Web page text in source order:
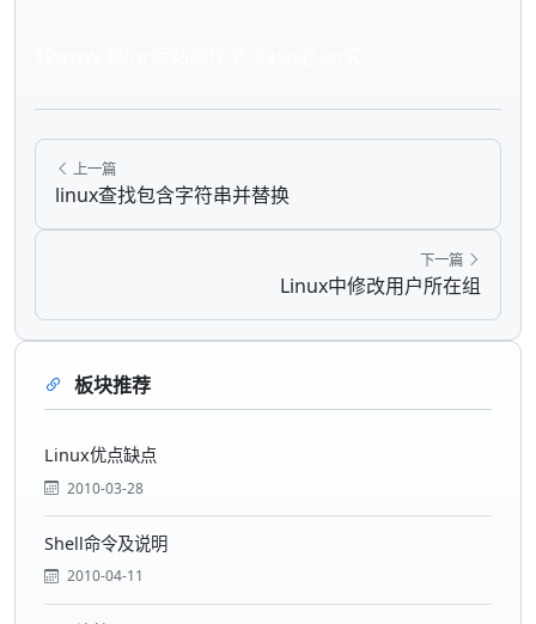
上一篇
linux查找包含字符串并替换
下一篇
Linux中修改用户所在组
板块推荐
Linux优点缺点
2010-03-28
Shell命令及说明
2010-04-11